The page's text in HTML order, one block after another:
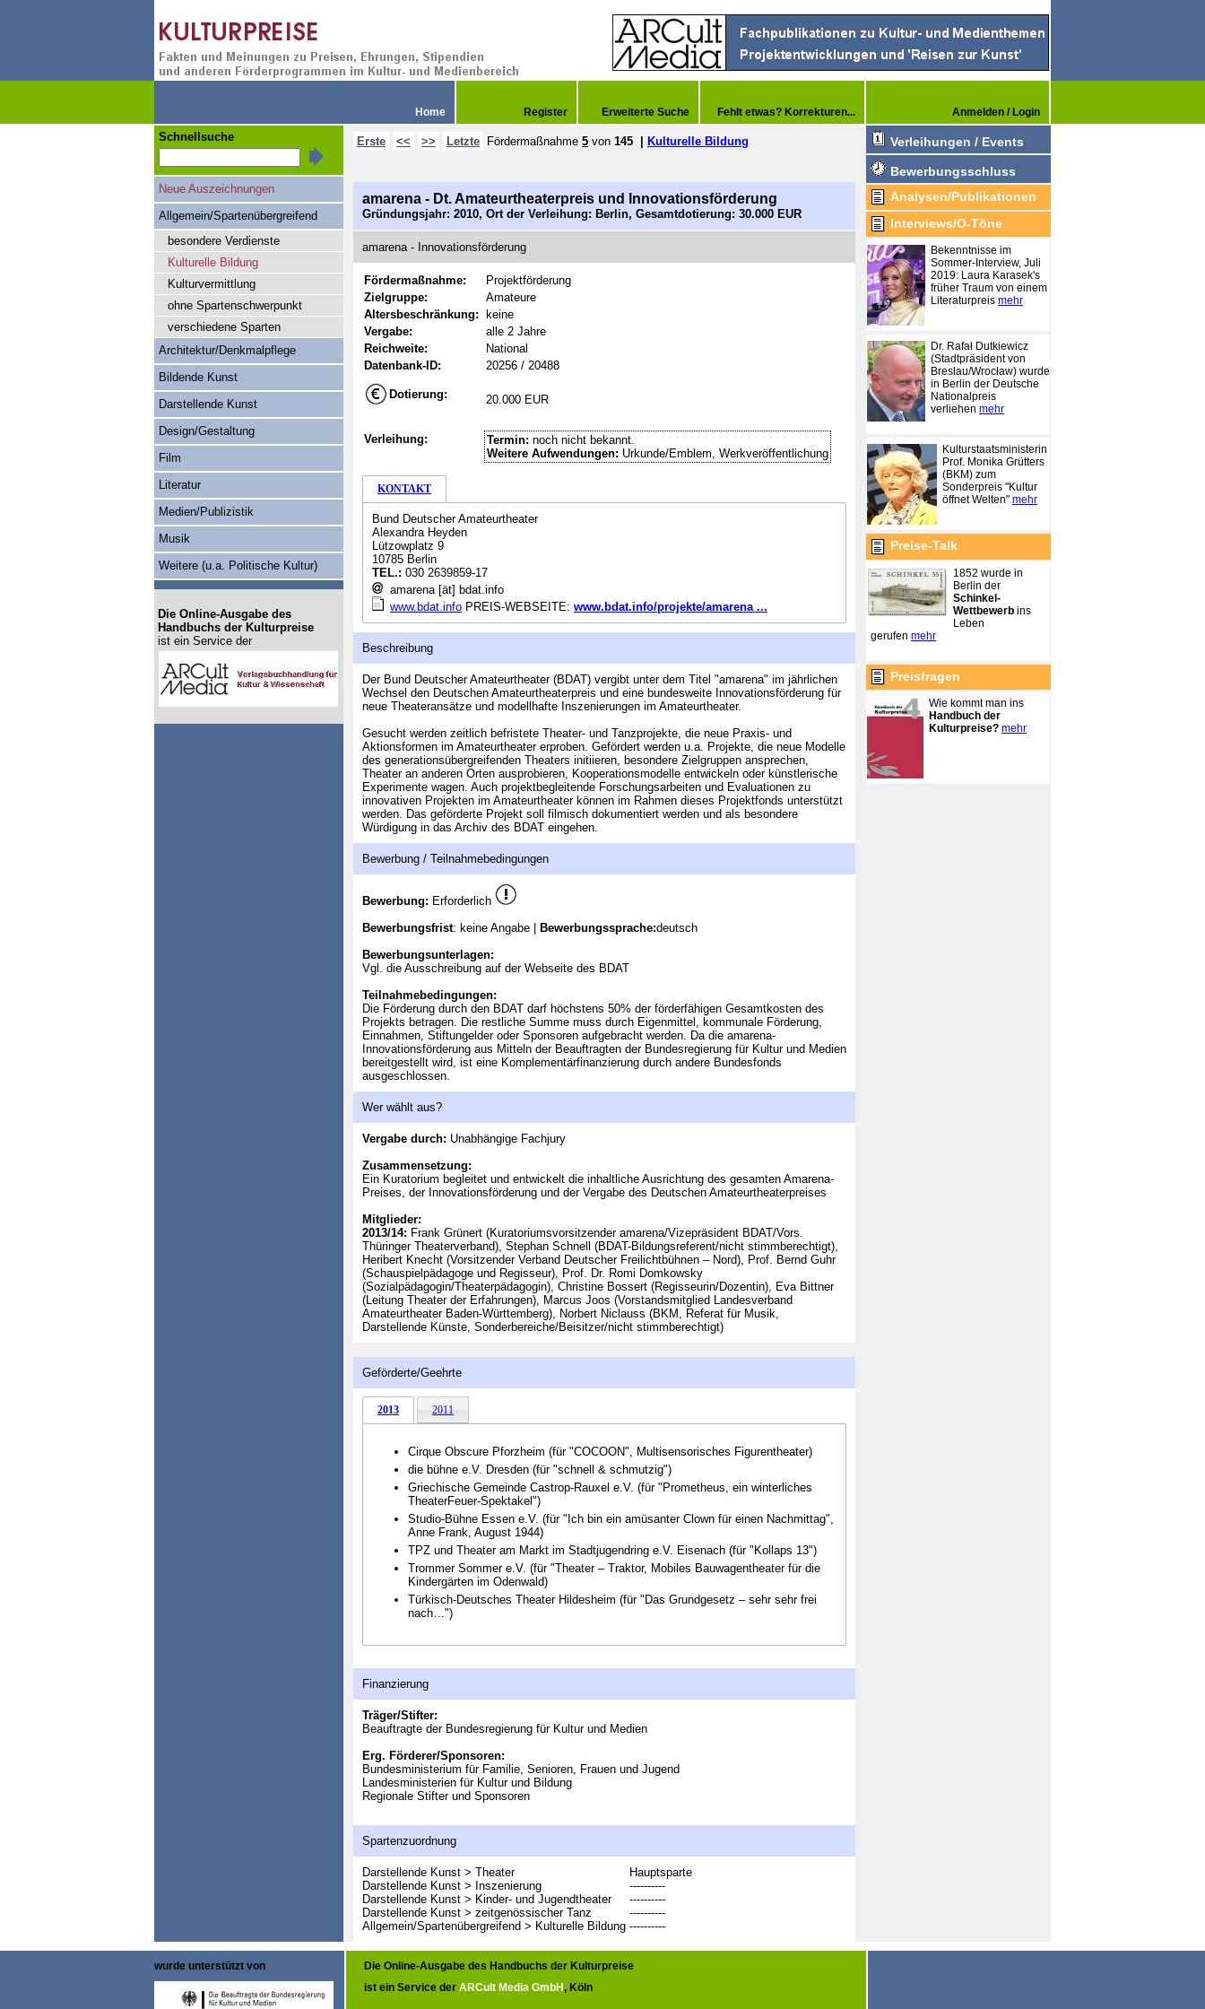
Home Register Erweiterte Suche Fehlt etwas? Korrekturen... Anmelden / Login
Erste << >> Letzte Fördermaßnahme 5 von 145 Kulturelle Bildung
amarena - Dt. Amateurtheaterpreis und Innovationsförderung
Gründungsjahr: 2010, Ort der Verleihung: Berlin, Gesamtdotierung: 30.000 EUR
amarena - Innovationsförderung
Fördermaßnahme:
Projektförderung
Zielgruppe:
Amateure
Altersbeschränkung:
keine
Vergabe:
alle 2 Jahre
Reichweite:
National
Datenbank-ID:
20256 / 20488
Dotierung: 20.000 EUR
Verleihung: Termin: noch nicht bekannt.
Weitere Aufwendungen: Urkunde/Emblem, Werkveröffentlichung
KONTAKT
Bund Deutscher Amateurtheater
Alexandra Heyden
Lützowplatz 9
10785 Berlin
TEL.: 030 2639859-17
amarena [ät] bdat.info
www.bdat.info PREIS-WEBSEITE: www.bdat.info/projekte/amarena ...
Beschreibung
Der Bund Deutscher Amateurtheater (BDAT) vergibt unter dem Titel "amarena" im jährlichen
Wechsel den Deutschen Amateurtheaterpreis und eine bundesweite Innovationsförderung für
neue Theateransätze und modellhafte Inszenierungen im Amateurtheater.
Gesucht werden zeitlich befristete Theater- und Tanzprojekte, die neue Praxis- und
Aktionsformen im Amateurtheater erproben. Gefördert werden u.a. Projekte, die neue Modelle
des generationsübergreifenden Theaters initiieren, besondere Zielgruppen ansprechen,
Theater an anderen Orten ausprobieren, Kooperationsmodelle entwickeln oder künstlerische
Experimente wagen. Auch projektbegleitende Forschungsarbeiten und Evaluationen zu
innovativen Projekten im Amateurtheater können im Rahmen dieses Projektfonds unterstützt
werden. Das geförderte Projekt soll filmisch dokumentiert werden und als besondere
Würdigung in das Archiv des BDAT eingehen.
Bewerbung / Teilnahmebedingungen
Bewerbung: Erforderlich
Bewerbungsfrist: keine Angabe | Bewerbungssprache:deutsch
Bewerbungsunterlagen:
Vgl. die Ausschreibung auf der Webseite des BDAT
Teilnahmebedingungen:
Die Förderung durch den BDAT darf höchstens 50% der förderfähigen Gesamtkosten des
Projekts betragen. Die restliche Summe muss durch Eigenmittel, kommunale Förderung,
Einnahmen, Stiftungelder oder Sponsoren aufgebracht werden. Da die amarena-
Innovationsförderung aus Mitteln der Beauftragten der Bundesregierung für Kultur und Medien
bereitgestellt wird, ist eine Komplementärfinanzierung durch andere Bundesfonds
ausgeschlossen.
Wer wählt aus?
Vergabe durch: Unabhängige Fachjury
Zusammensetzung:
Ein Kuratorium begleitet und entwickelt die inhaltliche Ausrichtung des gesamten Amarena-
Preises, der Innovationsförderung und der Vergabe des Deutschen Amateurtheaterpreises
Mitglieder:
2013/14: Frank Grünert (Kuratoriumsvorsitzender amarena/Vizepräsident BDAT/Vors.
Thüringer Theaterverband), Stephan Schnell (BDAT-Bildungsreferent/nicht stimmberechtigt),
Heribert Knecht (Vorsitzender Verband Deutscher Freilichtbühnen – Nord), Prof. Bernd Guhr
(Schauspielpädagoge und Regisseur), Prof. Dr. Romi Domkowsky
(Sozialpädagogin/Theaterpädagogin), Christine Bossert (Regisseurin/Dozentin), Eva Bittner
(Leitung Theater der Erfahrungen), Marcus Joos (Vorstandsmitglied Landesverband
Amateurtheater Baden-Württemberg), Norbert Niclauss (BKM, Referat für Musik,
Darstellende Künste, Sonderbereiche/Beisitzer/nicht stimmberechtigt)
Geförderte/Geehrte
2013 2011
Cirque Obscure Pforzheim (für "COCOON", Multisensorisches Figurentheater)
die bühne e.V. Dresden (für "schnell & schmutzig")
Griechische Gemeinde Castrop-Rauxel e.V. (für "Prometheus, ein winterliches
TheaterFeuer-Spektakel")
Studio-Bühne Essen e.V. (für "Ich bin ein amüsanter Clown für einen Nachmittag",
Anne Frank, August 1944)
TPZ und Theater am Markt im Stadtjugendring e.V. Eisenach (für "Kollaps 13")
Trommer Sommer e.V. (für "Theater – Traktor, Mobiles Bauwagentheater für die
Kindergärten im Odenwald)
Türkisch-Deutsches Theater Hildesheim (für "Das Grundgesetz – sehr sehr frei
nach…")
Finanzierung
Träger/Stifter:
Beauftragte der Bundesregierung für Kultur und Medien
Erg. Förderer/Sponsoren:
Bundesministerium für Familie, Senioren, Frauen und Jugend
Landesministerien für Kultur und Bildung
Regionale Stifter und Sponsoren
Spartenzuordnung
Darstellende Kunst > Theater
Hauptsparte
Darstellende Kunst > Inszenierung
----------
Darstellende Kunst > Kinder- und Jugendtheater
----------
Darstellende Kunst > zeitgenössischer Tanz
----------
Allgemein/Spartenübergreifend > Kulturelle Bildung ----------
Schnellsuche
Neue Auszeichnungen
Allgemein/Spartenübergreifend
besondere Verdienste
Kulturelle Bildung
Kulturvermittlung
ohne Spartenschwerpunkt
verschiedene Sparten
Architektur/Denkmalpflege
Bildende Kunst
Darstellende Kunst
Design/Gestaltung
Film
Literatur
Medien/Publizistik
Musik
Weitere (u.a. Politische Kultur)
Die Online-Ausgabe des
Handbuchs der Kulturpreise
ist ein Service der
Verleihungen / Events
Bewerbungsschluss
Analysen/Publikationen
Interviews/O-Töne
Bekenntnisse im
Sommer-Interview, Juli
2019: Laura Karasek's
früher Traum von einem
Literaturpreis mehr
Dr. Rafał Dutkiewicz
(Stadtpräsident von
Breslau/Wrocław) wurde
in Berlin der Deutsche
Nationalpreis
verliehen mehr
Kulturstaatsministerin
Prof. Monika Grütters
(BKM) zum
Sonderpreis "Kultur
öffnet Welten" mehr
Preise-Talk
1852 wurde in
Berlin der
Schinkel-
Wettbewerb ins
Leben
gerufen mehr
Preisfragen
Wie kommt man ins
Handbuch der
Kulturpreise? mehr
wurde unterstützt von
Die Online-Ausgabe des Handbuchs der Kulturpreise
ist ein Service der ARCult Media GmbH, Köln